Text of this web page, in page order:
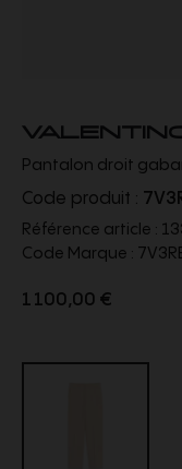
Pantalon droit
Code produit :
Référence article :
Code Marque :
1 100,00 €